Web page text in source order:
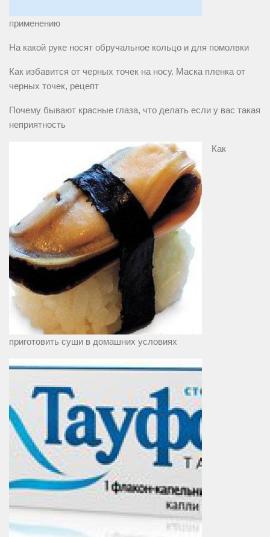
применению
На какой руке носят обручальное кольцо и для помолвки
Как избавится от черных точек на носу. Маска пленка от
черных точек, рецепт
Почему бывают красные глаза, что делать если у вас такая
неприятность
Как
приготовить суши в домашних условиях